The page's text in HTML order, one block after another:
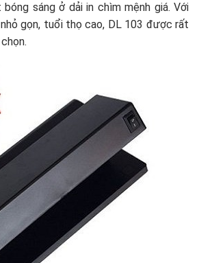
sáng ở dải in chìm mệnh giá. Với
gọn, tuổi thọ cao, DL 103 được rất